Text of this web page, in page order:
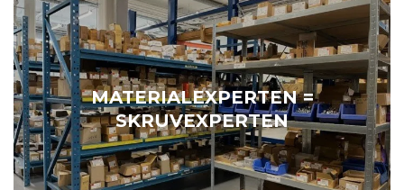
MATERIALEXPERTEN =
SKRUVEXPERTEN